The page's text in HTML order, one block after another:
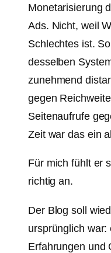
Monetarisierung
Ads. Nicht, weil
Schlechtes ist.
desselben
zunehmend
gegen
Seitenaufrufe
Zeit war das ein
Für mich fühlt er
richtig an.
Der Blog soll
ursprünglich war:
Erfahrungen und